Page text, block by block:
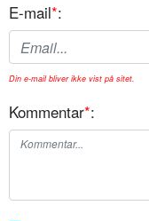
E-mail*:
Din e-mail bliver ikke vist på sitet.
Kommentar*: